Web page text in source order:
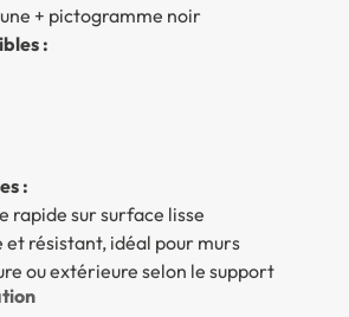
+ pictogramme noir
:
:
rapide sur surface lisse
et résistant, idéal pour murs
ou extérieure selon le support